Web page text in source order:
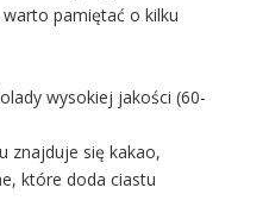
pamiętać o kilku
wysokiej jakości (60-
znajduje się kakao,
które doda ciastu